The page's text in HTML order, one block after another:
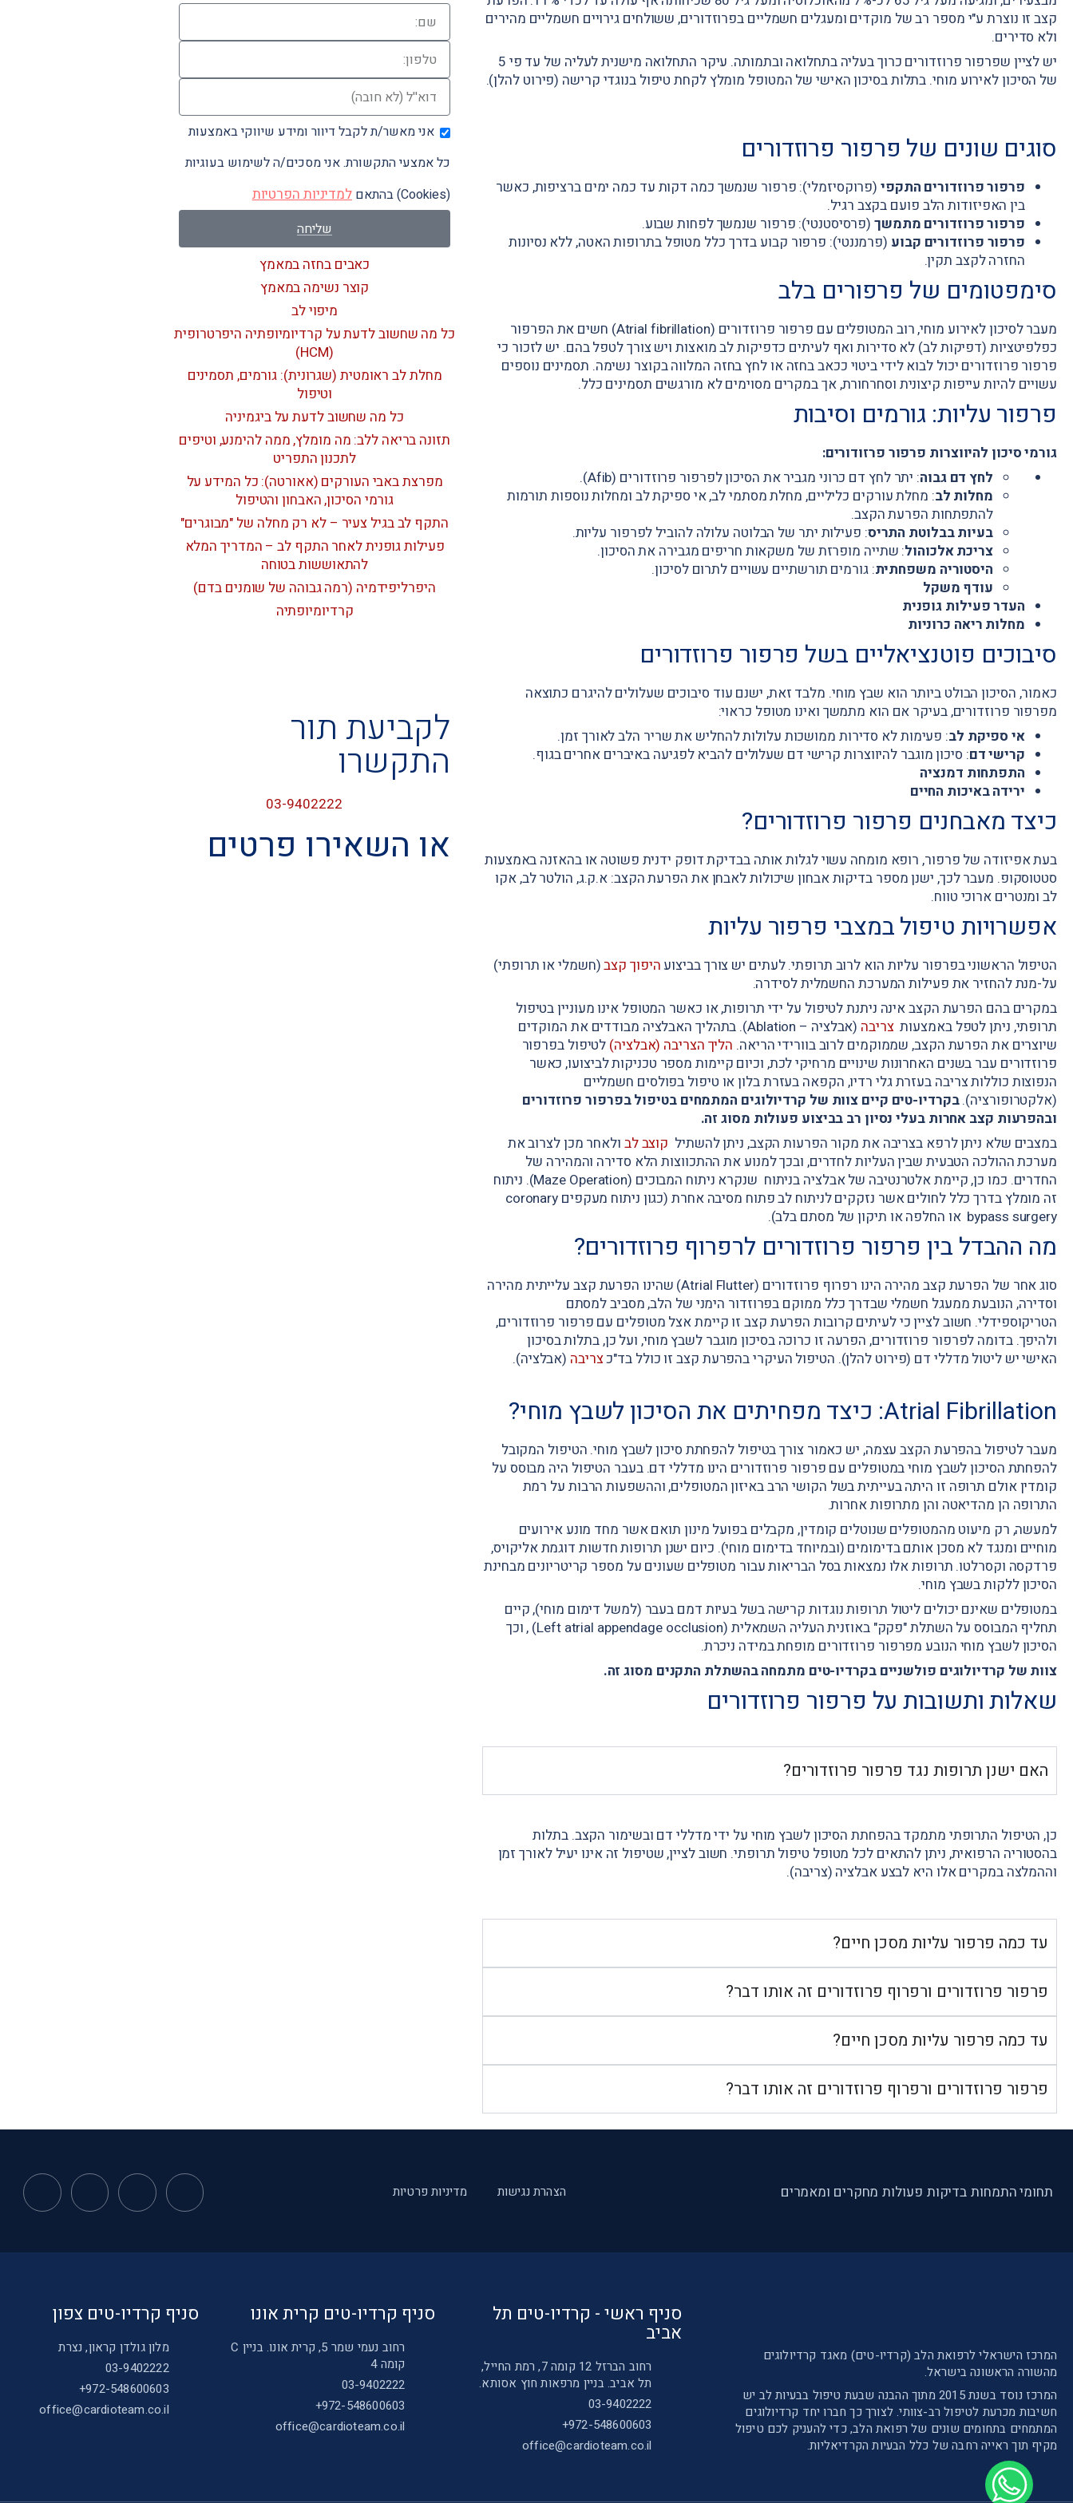
קצב זו נוצרת ע"י מספר רב של מוקדים ומעגלים חשמליים בפרוזדורים, ששולחים גירויים חשמליים מהירים
ולא סדירים.
יש לציין שפרפור פרוזדורים כרוך בעליה בתחלואה ובתמותה. עיקר התחלואה מישנית לעליה של עד פי 5
של הסיכון לאירוע מוחי. בתלות בסיכון האישי של המטופל מומלץ לקחת טיפול בנוגדי קרישה (פירוט להלן).
סוגים שונים של פרפור פרוזדורים
פרפור פרוזדורים התקפי(פרוקסיזמלי): פרפור שנמשך כמה דקות עד כמה ימים ברציפות, כאשר
בין האפיזודות הלב פועם בקצב רגיל.
פרפור פרוזדורים מתמשך(פרסיסטנטי): פרפור שנמשך לפחות שבוע.
פרפור פרוזדורים קבוע (פרמננטי): פרפור קבוע בדרך כלל מטופל בתרופות האטה, ללא נסיונות
החזרה לקצב תקין.
סימפטומים של פרפורים בלב
מעבר לסיכון לאירוע מוחי, רוב המטופלים עם פרפור פרוזדורים (Atrial fibrillation) חשים את הפרפור
כפלפיטציות (דפיקות לב) לא סדירות ואף לעיתים כדפיקות לב מואצות ויש צורך לטפל בהם. יש לזכור כי
פרפור פרוזדורים יכול לבוא לידי ביטוי ככאב בחזה או לחץ בחזה המלווה בקוצר נשימה. תסמינים נוספים
עשויים להיות עייפות קיצונית וסחרחורת, אך במקרים מסוימים לא מורגשים תסמינים כלל.
פרפור עליות: גורמים וסיבות
גורמי סיכון להיווצרות פרפור פרזודורים:
לחץ דם גבוה: יתר לחץ דם כרוני מגביר את הסיכון לפרפור פרוזדורים (Afib).
מחלות לב: מחלת עורקים כליליים, מחלת מסתמי לב, אי ספיקת לב ומחלות נוספות תורמות
להתפתחות הפרעת הקצב.
בעיות בבלוטת התריס: פעילות יתר של הבלוטה עלולה להוביל לפרפור עליות.
צריכת אלכוהול: שתייה מופרזת של משקאות חריפים מגבירה את הסיכון.
היסטוריה משפחתית: גורמים תורשתיים עשויים לתרום לסיכון.
עודף משקל
העדר פעילות גופנית
מחלות ריאה כרוניות
סיבוכים פוטנציאליים בשל פרפור פרוזדורים
כאמור, הסיכון הבולט ביותר הוא שבץ מוחי. מלבד זאת, ישנם עוד סיבוכים שעלולים להיגרם כתוצאה
מפרפור פרוזדורים, בעיקר אם הוא מתמשך ואינו מטופל כראוי:
אי ספיקת לב: פעימות לא סדירות ממושכות עלולות להחליש את שריר הלב לאורך זמן.
קרישי דם: סיכון מוגבר להיווצרות קרישי דם שעלולים להביא לפגיעה באיברים אחרים בגוף.
התפתחות דמנציה
ירידה באיכות החיים
כיצד מאבחנים פרפור פרוזדורים?
בעת אפיזודה של פרפור, רופא מומחה עשוי לגלות אותה בבדיקת דופק ידנית פשוטה או בהאזנה באמצעות
סטטוסקופ. מעבר לכך, ישנן מספר בדיקות אבחון שיכולות לאבחן את הפרעת הקצב: א.ק.ג, הולטר לב, אקו
לב ומנטרים ארוכי טווח.
אפשרויות טיפול במצבי פרפור עליות
הטיפול הראשוני בפרפור עליות הוא לרוב תרופתי. לעתים יש צורך בביצוע היפוך קצב(חשמלי או תרופתי)
על-מנת להחזיר את פעילות המערכת החשמלית לסידרה.
במקרים בהם הפרעת הקצב אינה ניתנת לטיפול על ידי תרופות, או כאשר המטופל אינו מעוניין בטיפול
תרופתי, ניתן לטפל באמצעותצריבה
(אבלציה – Ablation). בתהליך האבלציה מבודדים את המוקדים
שיוצרים את הפרעת הקצב, שממוקמים לרוב בוורידי הריאה. הליך הצריבה (אבלציה) לטיפול בפרפור
פרוזדורים עבר בשנים האחרונות שינויים מרחיקי לכת, וכיום קיימות מספר טכניקות לביצועו, כאשר
הנפוצות כוללות צריבה בעזרת גלי רדיו, הקפאה בעזרת בלון או טיפול בפולסים חשמליים
(אלקטרופורציה).בקרדיו-טים קיים צוות של קרדיולוגים המתמחים בטיפול בפרפור פרוזדורים
ובהפרעות קצב אחרות בעלי נסיון רב בביצוע פעולות מסוג זה.
במצבים שלא ניתן לרפא בצריבה את מקור הפרעות הקצב, ניתן להשתיל קוצב לב ולאחר מכן לצרוב את
מערכת ההולכה הטבעית שבין העליות לחדרים, ובכך למנוע את ההתכווצות הלא סדירה והמהירה של
החדרים. כמו כן, קיימת אלטרנטיבה של אבלציה בניתוח שנקרא ניתוח המבוכים (Maze Operation). ניתוח
זה מומלץ בדרך כלל לחולים אשר נזקקים לניתוח לב פתוח מסיבה אחרת (כגון ניתוח מעקפים coronary
bypass surgery או החלפה או תיקון של מסתם בלב).
מה ההבדל בין פרפור פרוזדורים לרפרוף פרוזדורים?
סוג אחר של הפרעת קצב מהירה הינו רפרוף פרוזדורים (Atrial Flutter) שהינו הפרעת קצב עלייתית מהירה
וסדירה, הנובעת ממעגל חשמלי שבדרך כלל ממוקם בפרוזדור הימני של הלב, מסביב למסתם
הטריקוספידלי. חשוב לציין כי לעיתים קרובות הפרעת קצב זו קיימת אצל מטופלים עם פרפור פרוזדורים,
ולהיפך. בדומה לפרפור פרוזדורים, הפרעה זו כרוכה בסיכון מוגבר לשבץ מוחי, ועל כן, בתלות בסיכון
האישי יש ליטול מדללי דם (פירוט להלן). הטיפול העיקרי בהפרעת קצב זו כולל בד"כצריבה (אבלציה).
Atrial Fibrillation: כיצד מפחיתים את הסיכון לשבץ מוחי?
מעבר לטיפול בהפרעת הקצב עצמה, יש כאמור צורך בטיפול להפחתת סיכון לשבץ מוחי. הטיפול המקובל
להפחתת הסיכון לשבץ מוחי במטופלים עם פרפור פרוזדורים הינו מדללי דם. בעבר הטיפול היה מבוסס על
קומדין אולם תרופה זו היתה בעייתית בשל הקושי הרב באיזון המטופלים, וההשפעות הרבות על רמת
התרופה הן מהדיאטה והן מתרופות אחרות.
למעשה, רק מיעוט מהמטופלים שנוטלים קומדין, מקבלים בפועל מינון תואם אשר מחד מונע אירועים
מוחיים ומנגד לא מסכן אותם בדימומים (ובמיוחד בדימום מוחי). כיום ישנן תרופות חדשות דוגמת אליקויס,
פרדקסה וקסרלטו. תרופות אלו נמצאות בסל הבריאות עבור מטופלים שעונים על מספר קריטריונים מבחינת
הסיכון ללקות בשבץ מוחי.
במטופלים שאינם יכולים ליטול תרופות נוגדות קרישה בשל בעיות דמם בעבר (למשל דימום מוחי), קיים
תחליף המבוסס על השתלת "פקק" באוזנית העליה השמאלית (Left atrial appendage occlusion) , וכך
הסיכון לשבץ מוחי הנובע מפרפור פרוזדורים מופחת במידה ניכרת.
צוות של קרדיולוגים פולשניים בקרדיו-טים מתמחה בהשתלת התקנים מסוג זה.
שאלות ותשובות על פרפור פרוזדורים
האם ישנן תרופות נגד פרפור פרוזדורים?
כן, הטיפול התרופתי מתמקד בהפחתת הסיכון לשבץ מוחי על ידי מדללי דם ובשימור הקצב. בתלות
בהסטוריה הרפואית, ניתן להתאים לכל מטופל טיפול תרופתי. חשוב לציין, שטיפול זה אינו יעיל לאורך זמן
וההמלצה במקרים אלו היא לבצע אבלציה (צריבה).
עד כמה פרפור עליות מסכן חיים?
פרפור פרוזדורים ורפרוף פרוזדורים זה אותו דבר?
עד כמה פרפור עליות מסכן חיים?
פרפור פרוזדורים ורפרוף פרוזדורים זה אותו דבר?
אני מאשר/ת לקבל דיוור ומידע שיווקי באמצעות
כל אמצעי התקשורת. אני מסכים/ה לשימוש בעוגיות
(Cookies) בהתאם
למדיניות הפרטיות
שליחה
כאבים בחזה במאמץ
קוצר נשימה במאמץ
מיפוי לב
כל מה שחשוב לדעת על קרדיומיופתיה היפרטרופית
(HCM)
מחלת לב ראומטית (שגרונית): גורמים, תסמינים
וטיפול
כל מה שחשוב לדעת על ביגמיניה
תזונה בריאה ללב: מה מומלץ, ממה להימנע, וטיפים
לתכנון התפריט
מפרצת באבי העורקים (אאורטה): כל המידע על
גורמי הסיכון, האבחון והטיפול
התקף לב בגיל צעיר – לא רק מחלה של "מבוגרים"
פעילות גופנית לאחר התקף לב – המדריך המלא
להתאוששות בטוחה
היפרליפידמיה (רמה גבוהה של שומנים בדם)
קרדיומיופתיה
לקביעת תור
התקשרו
03-9402222
או השאירו פרטים
תחומי התמחות בדיקות פעולות מחקרים ומאמרים הצהרת נגישות מדיניות פרטיות
המרכז הישראלי לרפואת הלב (קרדיו-טים) מאגד קרדיולוגים
מהשורה הראשונה בישראל.
המרכז נוסד בשנת 2015 מתוך ההבנה שבעת טיפול בבעיות לב יש
חשיבות מכרעת לטיפול רב-צוותי. לצורך כך חברו יחד קרדיולוגים
המתמחים בתחומים שונים של רפואת הלב, כדי להעניק לכם טיפול
מקיף תוך ראייה רחבה של כלל הבעיות הקרדיאליות.
סניף ראשי - קרדיו-טים תל
אביב
רחוב הברזל 12 קומה 7, רמת החייל,
תל אביב. בניין מרפאות חוץ אסותא.
03-9402222
972-548600603+
office@cardioteam.co.il
סניף קרדיו-טים קרית אונו
רחוב נעמי שמר 5, קרית אונו. בניין C
קומה 4
03-9402222
972-548600603+
office@cardioteam.co.il
סניף קרדיו-טים צפון
מלון גולדן קראון, נצרת
03-9402222
972-548600603+
office@cardioteam.co.il